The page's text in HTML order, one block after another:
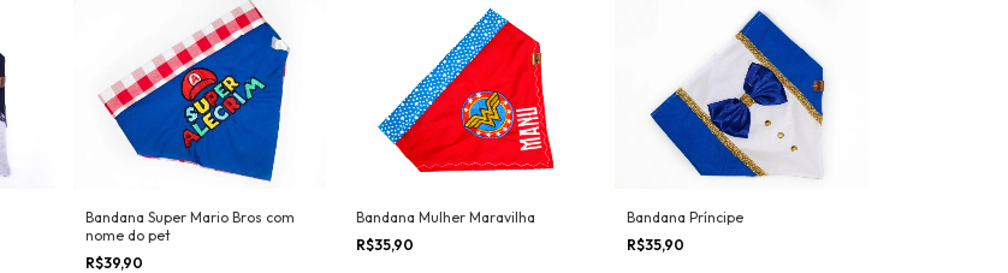
Bandana Super Mario Bros com
nome do pet
R$39,90
Bandana Mulher Maravilha
R$35,90
Bandana Príncipe
R$35,90